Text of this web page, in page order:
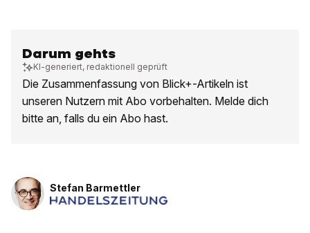
Darum gehts
KI-generiert, redaktionell geprüft
Die Zusammenfassung von Blick+-Artikeln ist
unseren Nutzern mit Abo vorbehalten. Melde dich
bitte an, falls du ein Abo hast.
Stefan Barmettler